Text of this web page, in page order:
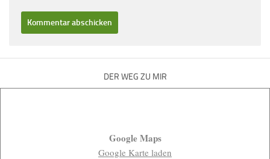
DER WEG ZU MIR
Google Maps
Google Karte laden